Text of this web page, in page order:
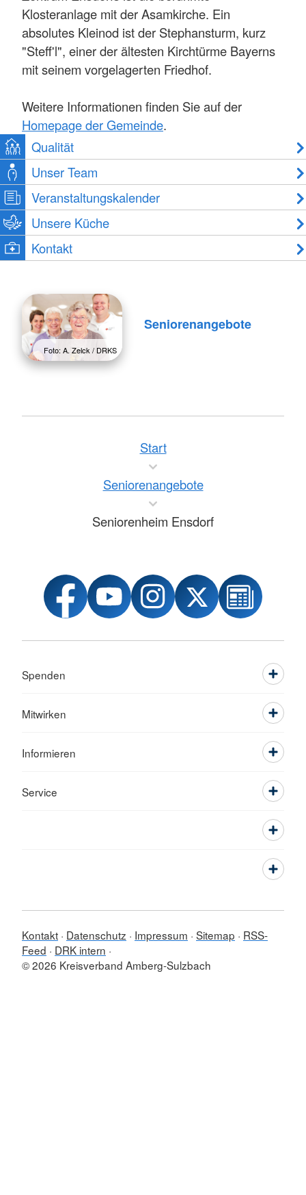
Klosteranlage mit der Asamkirche. Ein
absolutes Kleinod ist der Stephansturm, kurz
"Steff'l", einer der ältesten Kirchtürme Bayerns
mit seinem vorgelagerten Friedhof.
Weitere Informationen finden Sie auf der
Homepage der Gemeinde.
Qualität
Unser Team
Veranstaltungskalender
Unsere Küche
Kontakt
Foto: A. Zelck / DRKS
Seniorenangebote
Start
Seniorenangebote
Seniorenheim Ensdorf
Spenden
Mitwirken
Informieren
Service
Kontakt Datenschutz Impressum Sitemap
RSS-
Feed
DRK intern
© 2026 Kreisverband Amberg-Sulzbach